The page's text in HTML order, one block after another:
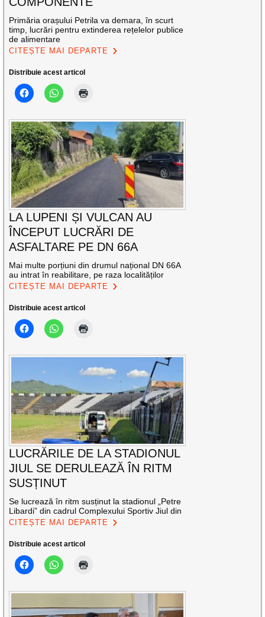
Primăria orașului Petrila va demara, în scurt
timp, lucrări pentru extinderea rețelelor publice
de alimentare
CITEȘTE MAI DEPARTE
Distribuie acest articol
LA LUPENI ȘI VULCAN AU
ÎNCEPUT LUCRĂRI DE
ASFALTARE PE DN 66A
Mai multe porțiuni din drumul național DN 66A
au intrat în reabilitare, pe raza localităților
CITEȘTE MAI DEPARTE
Distribuie acest articol
LUCRĂRILE DE LA STADIONUL
JIUL SE DERULEAZĂ ÎN RITM
SUSȚINUT
Se lucrează în ritm susținut la stadionul „Petre
Libardi” din cadrul Complexului Sportiv Jiul din
CITEȘTE MAI DEPARTE
Distribuie acest articol